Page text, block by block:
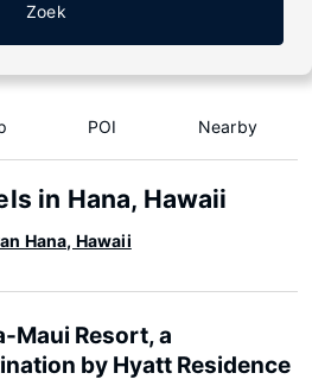
Zoek
POI Nearby
in Hana, Hawaii
Hana, Hawaii
Maui Resort, a
by Hyatt Residence